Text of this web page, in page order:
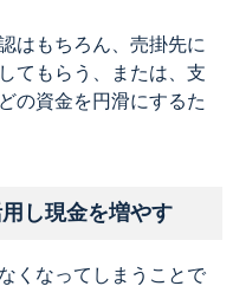
はもちろん、売掛先に
てもらう、または、支
の資金を円滑にするた
し現金を増やす
くなってしまうことで